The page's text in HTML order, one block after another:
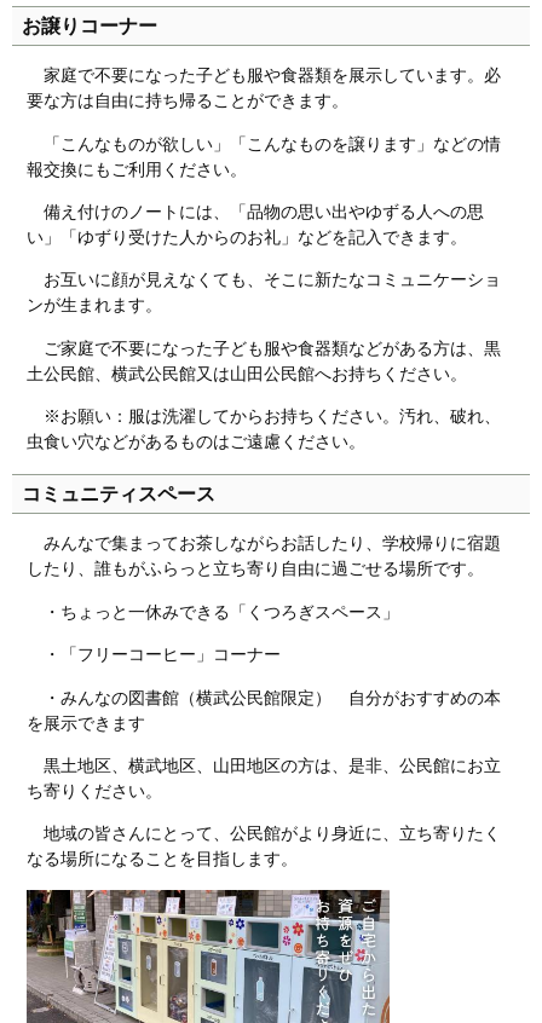
お譲りコーナー
家庭で不要になった子ども服や食器類を展示しています。必
要な方は自由に持ち帰ることができます。
「こんなものが欲しい」「こんなものを譲ります」などの情
報交換にもご利用ください。
備え付けのノートには、「品物の思い出やゆずる人への思
い」「ゆずり受けた人からのお礼」などを記入できます。
お互いに顔が見えなくても、そこに新たなコミュニケーショ
ンが生まれます。
ご家庭で不要になった子ども服や食器類などがある方は、黒
土公民館、横武公民館又は山田公民館へお持ちください。
※お願い：服は洗濯してからお持ちください。汚れ、破れ、
虫食い穴などがあるものはご遠慮ください。
コミュニティスペース
みんなで集まってお茶しながらお話したり、学校帰りに宿題
したり、誰もがふらっと立ち寄り自由に過ごせる場所です。
・ちょっと一休みできる「くつろぎスペース」
・「フリーコーヒー」コーナー
・みんなの図書館（横武公民館限定） 自分がおすすめの本
を展示できます
黒土地区、横武地区、山田地区の方は、是非、公民館にお立
ち寄りください。
地域の皆さんにとって、公民館がより身近に、立ち寄りたく
なる場所になることを目指します。